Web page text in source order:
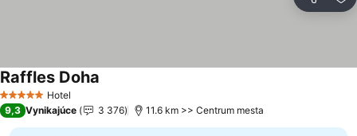
Zdieľať
5 Počet hviezdičiek
Hotel
Raffles Doha
9,3 Vynikajúce 3 376 11.6 km >> Centrum mesta